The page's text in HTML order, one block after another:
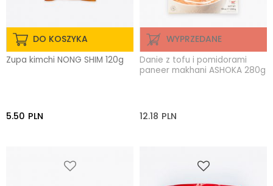
DO KOSZYKA
Zupa kimchi NONG SHIM 120g
5.50 PLN
WYPRZEDANE
Danie z tofu i pomidorami
paneer makhani ASHOKA 280g
12.18 PLN